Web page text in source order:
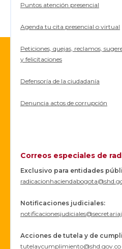
Puntos atención presencial
Agenda tu cita presencial o virtual
Peticiones, quejas, reclamos,
y felicitaciones
Defensoría de la ciudadanía
Denuncia actos de corrupción
Correos especiales de
Exclusivo para entidades
Notificaciones judiciales:
Acciones de tutela y de
tutelaycumplimiento@shd.gov.co